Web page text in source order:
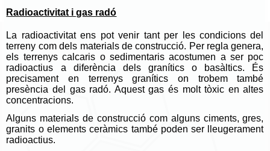
Radioactivitat i gas radó
La radioactivitat ens pot venir tant per les condicions del
terreny com dels materials de construcció. Per regla genera,
els terrenys calcaris o sedimentaris acostumen a ser poc
radioactius a diferència dels granítics o basàltics. És
precisament en terrenys granítics on trobem també
presència del gas radó. Aquest gas és molt tòxic en altes
concentracions.
Alguns materials de construcció com alguns ciments, gres,
granits o elements ceràmics també poden ser lleugerament
radioactius.